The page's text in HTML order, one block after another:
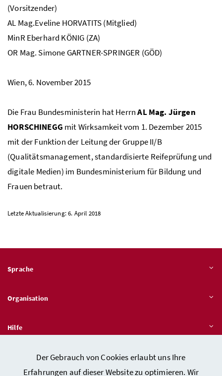
Der Gebrauch von Cookies erlaubt uns Ihre
Erfahrungen auf dieser Website zu optimieren. Wir
(Vorsitzender)
AL Mag.Eveline HORVATITS (Mitglied)
MinR Eberhard KÖNIG (ZA)
OR Mag. Simone GARTNER-SPRINGER (GÖD)
Wien, 6. November 2015
Die Frau Bundesministerin hat HerrnAL Mag. Jürgen
HORSCHINEGG mit Wirksamkeit vom 1. Dezember 2015
mit der Funktion der Leitung der Gruppe II/B
(Qualitätsmanagement, standardisierte Reifeprüfung und
digitale Medien) im Bundesministerium für Bildung und
Frauen betraut.
Letzte Aktualisierung: 6. April 2018
Sprache
Organisation
Hilfe
Quicklinks